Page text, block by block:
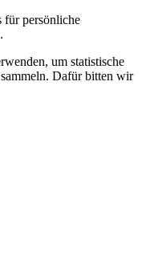
für persönliche
um statistische
Dafür bitten wir